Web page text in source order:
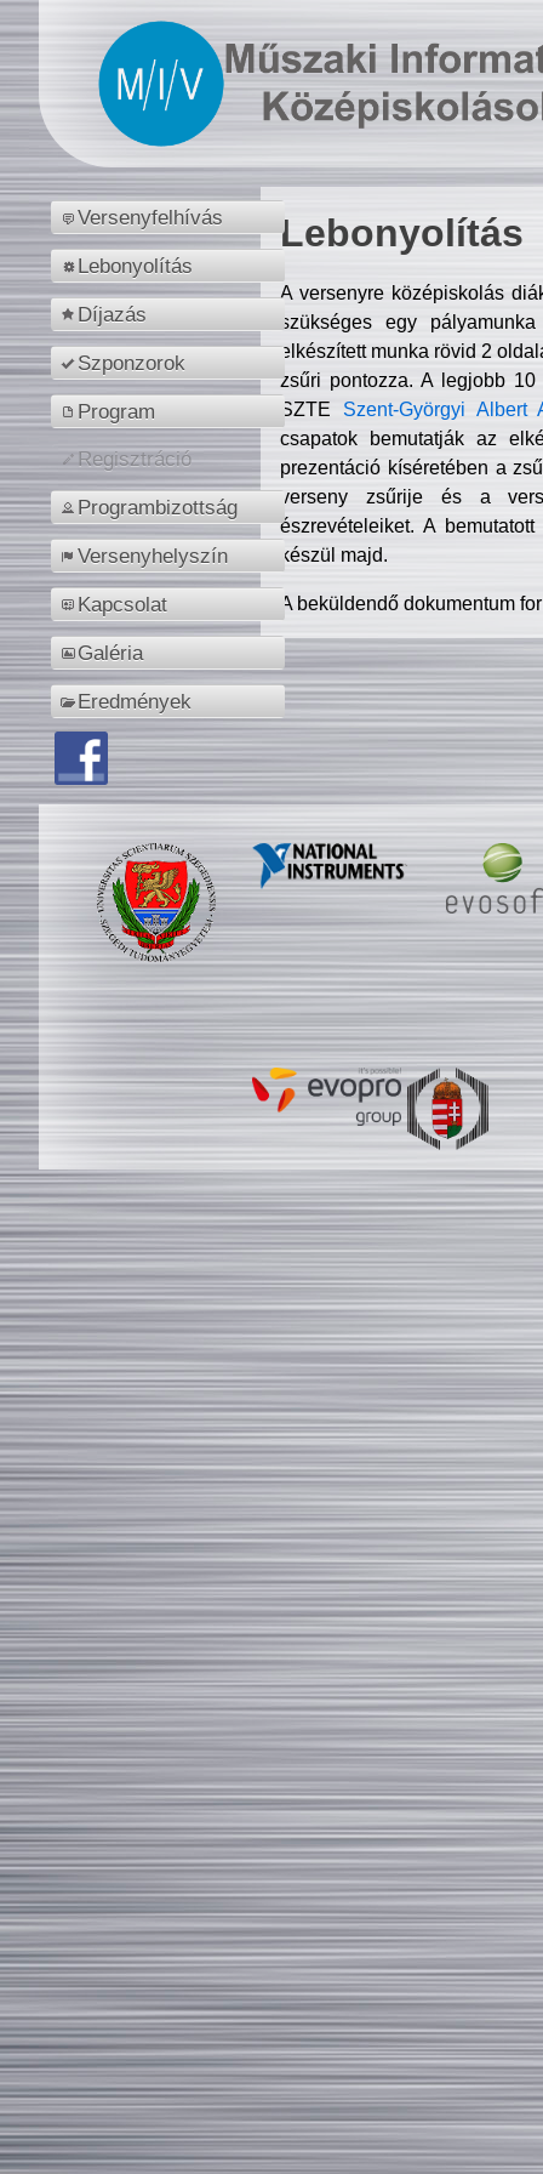
Versenyfelhívás
Lebonyolítás
Díjazás
Szponzorok
Program
Regisztráció
Programbizottság
Versenyhelyszín
Kapcsolat
Galéria
Eredmények
Lebonyolítás
A versenyre középiskolás
szükséges egy
elkészített munka rövid 2
zsűri pontozza. A legjobb
SZTE Szent-Györgyi Albert
csapatok bemutatják az
prezentáció kíséretében a
verseny zsűrije és a
észrevételeiket. A
készül majd.
A beküldendő dokumentum